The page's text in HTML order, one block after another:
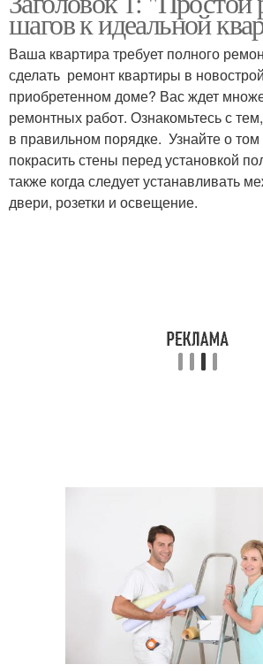
шагов к идеальной
Ваша квартира требует полного
сделать ремонт квартиры в
приобретенном доме? Вас ждет
ремонтных работ. Ознакомьтесь с
в правильном порядке. Узнайте о
покрасить стены перед установкой
также когда следует устанавливать
двери, розетки и освещение.